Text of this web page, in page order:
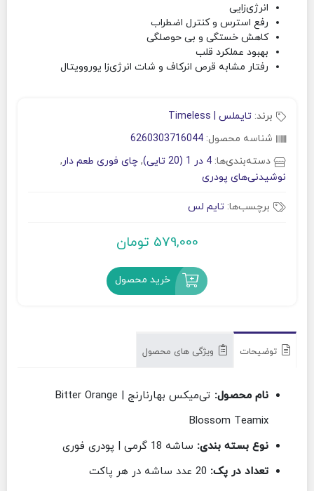
انرژی‌زایی
رفع استرس و کنترل اضطراب
کاهش خستگی و بی حوصلگی
بهبود عملکرد قلب
رفتار مشابه قرص انرکاف و شات انرژی‌زا یوروویتال
برند: تایملس | Timeless
شناسه محصول: 6260303716044
دسته‌بندی‌ها: 4 در 1 (20 تایی) , چای فوری طعم دار,
نوشیدنی‌های پودری
برچسب‌ها: تایم لس
579,000 تومان
خرید محصول
توضیحات ویژگی های محصول
نام محصول:
تی‌میکس بهارنارنج | Bitter Orange
Blossom Teamix
نوع بسته بندی: ساشه 18 گرمی | پودری فوری
تعداد در پک: